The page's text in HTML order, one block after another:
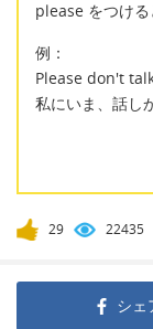
please をつける
例：
Please don't
私にいま、話し
29 22435
シェ